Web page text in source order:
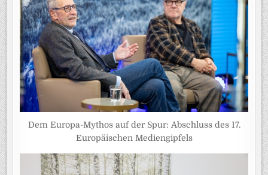
Dem Europa-Mythos auf der Spur: Abschluss des 17.
Europäischen Mediengipfels